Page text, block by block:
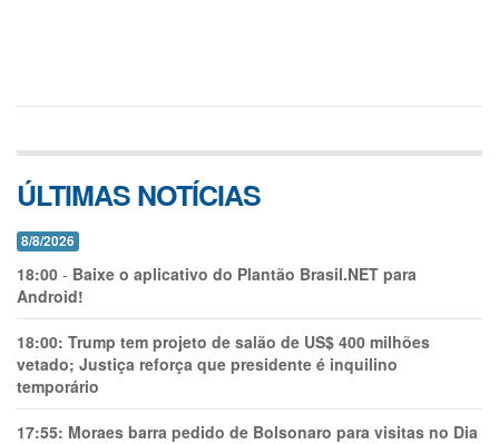
ÚLTIMAS NOTÍCIAS
8/8/2026
18:00 - Baixe o aplicativo do Plantão Brasil.NET para
Android!
18:00: Trump tem projeto de salão de US$ 400 milhões
vetado; Justiça reforça que presidente é inquilino
temporário
17:55: Moraes barra pedido de Bolsonaro para visitas no Dia